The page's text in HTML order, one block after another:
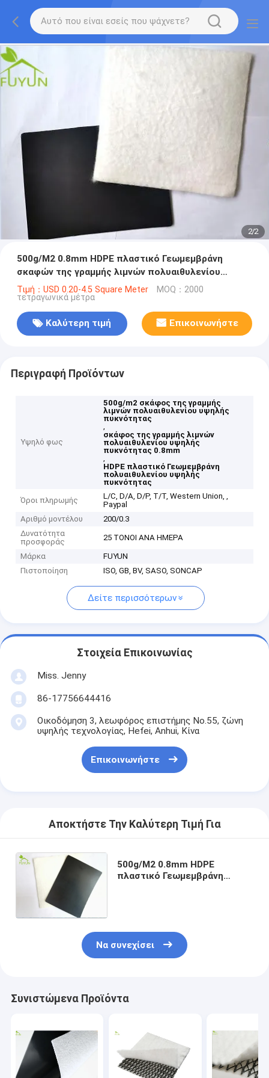
2/2
500g/M2 0.8mm HDPE πλαστικό Γεωμεμβράνη
σκαφών της γραμμής λιμνών πολυαιθυλενίου
υψηλής πυκνότητας
Τιμή：USD 0.20-4.5 Square Meter MOQ：2000
τετραγωνικά μέτρα
Καλύτερη τιμή Επικοινωνήστε
Περιγραφή Προϊόντων
Υψηλό φως
500g/m2 σκάφος της γραμμής
λιμνών πολυαιθυλενίου υψηλής
πυκνότητας
,
σκάφος της γραμμής λιμνών
πολυαιθυλενίου υψηλής
πυκνότητας 0.8mm
,
HDPE πλαστικό Γεωμεμβράνη
πολυαιθυλενίου υψηλής
πυκνότητας
Όροι πληρωμής
L/C, D/A, D/P, T/T, Western Union, ,
Paypal
Αριθμό μοντέλου
200/0.3
Δυνατότητα
προσφοράς
25 ΤΟΝΟΙ ΑΝΑ ΗΜΕΡΑ
Μάρκα
FUYUN
Πιστοποίηση
ISO, GB, BV, SASO, SONCAP
Δείτε περισσότερων
Στοιχεία Επικοινωνίας
Miss. Jenny
86-17756644416
Οικοδόμηση 3, λεωφόρος επιστήμης No.55, ζώνη
υψηλής τεχνολογίας, Hefei, Anhui, Κίνα
Επικοινωνήστε
Αποκτήστε Την Καλύτερη Τιμή Για
500g/M2 0.8mm HDPE
πλαστικό Γεωμεμβράνη
Να συνεχίσει
Συνιστώμενα Προϊόντα